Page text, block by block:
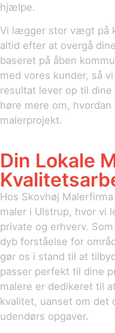
hjælpe.
Vi lægger stor vægt på
altid efter at overgå
baseret på åben
med vores kunder, så
resultat lever op til
høre mere om,
malerprojekt.
Din Lokale
Hos Skovhøj
maler i Ulstrup, hvor vi
private og erhverv.
dyb forståelse for
gør os i stand til at
passer perfekt til dine
malere er dedikeret til
kvalitet, uanset om det
udendørs opgaver.